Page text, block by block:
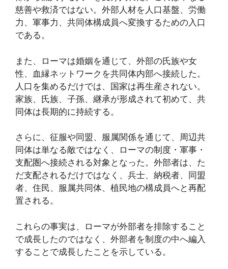
慈善や救済ではない。外部人材を人口基盤、労働
力、軍事力、共同体構成員へ変換するための入口
である。
また、ローマは婚姻を通じて、外部の氏族や女
性、血縁ネットワークを共同体内部へ接続した。
人口を集めるだけでは、国家は再生産されない。
家族、氏族、子孫、継承が形成されて初めて、共
同体は長期的に持続する。
さらに、征服や同盟、服属関係を通じて、周辺共
同体は単なる敵ではなく、ローマの制度・軍事・
支配圏へ接続される対象となった。外部者は、た
だ支配されるだけではなく、兵士、納税者、同盟
者、住民、服属共同体、植民地の構成員へと再配
置される。
これらの事実は、ローマが外部者を排除すること
で成長したのではなく、外部者を制度の中へ編入
することで成長したことを示している。